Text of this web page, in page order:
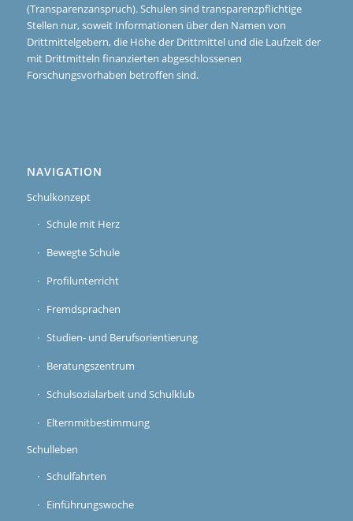
(Transparenzanspruch). Schulen sind transparenzpflichtige
Stellen nur, soweit Informationen über den Namen von
Drittmittelgebern, die Höhe der Drittmittel und die Laufzeit der
mit Drittmitteln finanzierten abgeschlossenen
Forschungsvorhaben betroffen sind.
NAVIGATION
Schulkonzept
Schule mit Herz
Bewegte Schule
Profilunterricht
Fremdsprachen
Studien- und Berufsorientierung
Beratungszentrum
Schulsozialarbeit und Schulklub
Elternmitbestimmung
Schulleben
Schulfahrten
Einführungswoche